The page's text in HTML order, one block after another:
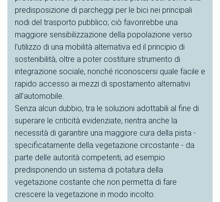
predisposizione di parcheggi per le bici nei principali
nodi del trasporto pubblico; ciò favorirebbe una
maggiore sensibilizzazione della popolazione verso
l’utilizzo di una mobilità alternativa ed il principio di
sostenibilità, oltre a poter costituire strumento di
integrazione sociale, nonché riconoscersi quale facile e
rapido accesso ai mezzi di spostamento alternativi
all’automobile.
Senza alcun dubbio, tra le soluzioni adottabili al fine di
superare le criticità evidenziate, rientra anche la
necessità di garantire una maggiore cura della pista -
specificatamente della vegetazione circostante - da
parte delle autorità competenti, ad esempio
predisponendo un sistema di potatura della
vegetazione costante che non permetta di fare
crescere la vegetazione in modo incolto.